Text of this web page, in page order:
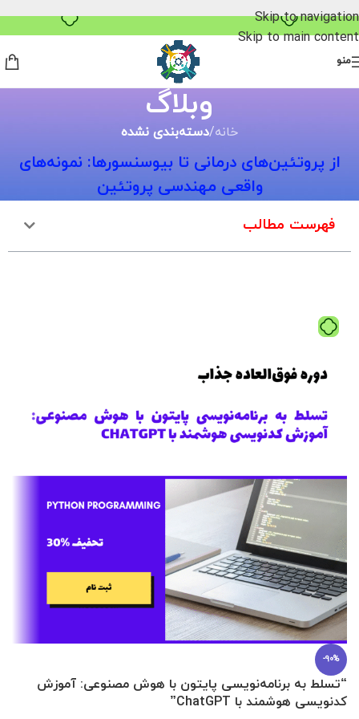
۴ قسط، بدون کارمزد
Skip to navigation
Skip to main content
منو
وبلاگ
خانه/دسته‌بندی نشده
از پروتئین‌های درمانی تا بیوسنسورها: نمونه‌های
واقعی مهندسی پروتئین
فهرست مطالب
-90%
“تسلط به برنامه‌نویسی پایتون با هوش مصنوعی: آموزش
کدنویسی هوشمند با ChatGPT”